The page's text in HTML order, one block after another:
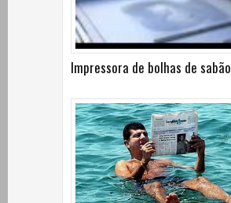
Impressora de bolhas de sabão